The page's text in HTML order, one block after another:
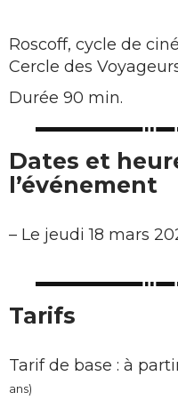
Roscoff, cycle de
Cercle des
Durée 90 min.
Dates et
l’événement
– Le jeudi 18 mars
Tarifs
Tarif de base : à
ans)